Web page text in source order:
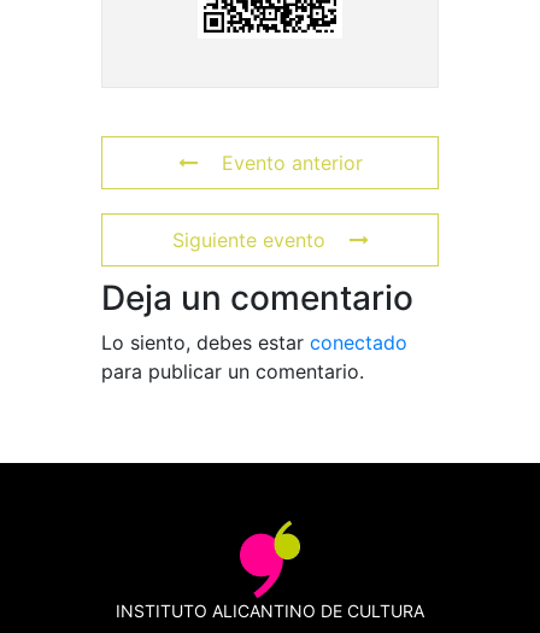
Evento anterior
Siguiente evento
Deja un comentario
Lo siento, debes estar conectado
para publicar un comentario.
INSTITUTO ALICANTINO DE CULTURA